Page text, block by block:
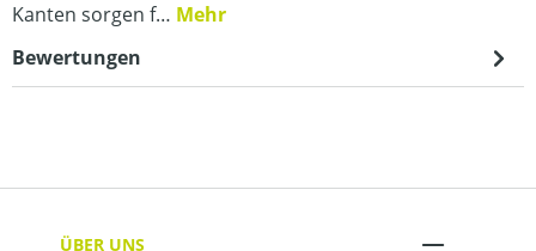
Kanten sorgen f… Mehr
Bewertungen
ÜBER UNS